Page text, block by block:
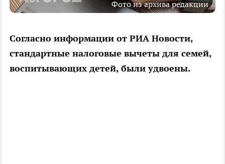
Фото из архива редакции
Согласно информации от РИА Новости,
стандартные налоговые вычеты для семей,
воспитывающих детей, были удвоены.